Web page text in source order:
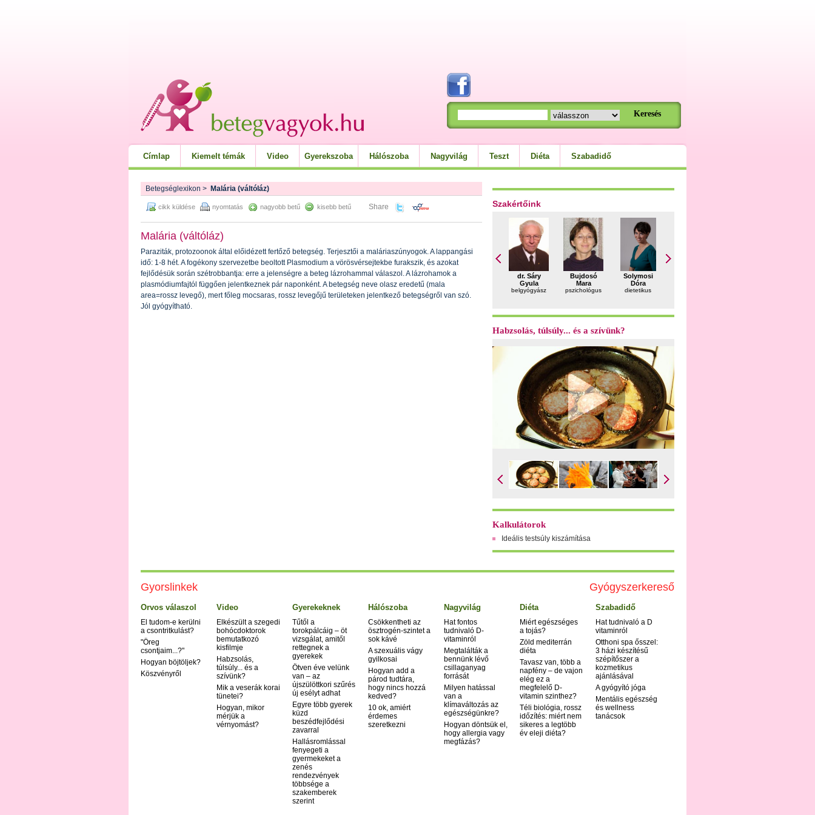
Címlap Kiemelt témák Video Gyerekszoba Hálószoba Nagyvilág Teszt Diéta Szabadidő
Betegséglexikon > Malária (váltóláz)
Share
cikk küldése nyomtatás nagyobb betű kisebb betű
Malária (váltóláz)
Paraziták, protozoonok által előidézett fertőző betegség. Terjesztői a maláriaszúnyogok. A lappangási
idő: 1-8 hét. A fogékony szervezetbe beoltott Plasmodium a vörösvérsejtekbe furakszik, és azokat
fejlődésük során szétrobbantja: erre a jelenségre a beteg lázrohammal válaszol. A lázrohamok a
plasmódiumfajtól függően jelentkeznek pár naponként. A betegség neve olasz eredetű (mala
area=rossz levegő), mert főleg mocsaras, rossz levegőjű területeken jelentkező betegségről van szó.
Jól gyógyítható.
Szakértőink
dr. Sáry
Gyula
belgyógyász
Bujdosó
Mara
pszichológus
Solymosi
Dóra
dietetikus
Habzsolás, túlsúly... és a szívünk?
Kalkulátorok
Ideális testsúly kiszámítása
Gyógyszerkereső
Gyorslinkek
Orvos válaszol
El tudom-e kerülni
a csontritkulást?
"Öreg
csontjaim...?"
Hogyan böjtöljek?
Köszvényről
Video
Elkészült a szegedi
bohócdoktorok
bemutatkozó
kisfilmje
Habzsolás,
túlsúly... és a
szívünk?
Mik a veserák korai
tünetei?
Hogyan, mikor
mérjük a
vérnyomást?
Gyerekeknek
Tűtől a
torokpálcáig – öt
vizsgálat, amitől
rettegnek a
gyerekek
Ötven éve velünk
van – az
újszülöttkori szűrés
új esélyt adhat
Egyre több gyerek
küzd
beszédfejlődési
zavarral
Hallásromlással
fenyegeti a
gyermekeket a
zenés
rendezvények
többsége a
szakemberek
szerint
Hálószoba
Csökkentheti az
ösztrogén-szintet a
sok kávé
A szexuális vágy
gyilkosai
Hogyan add a
párod tudtára,
hogy nincs hozzá
kedved?
10 ok, amiért
érdemes
szeretkezni
Nagyvilág
Hat fontos
tudnivaló D-
vitaminról
Megtalálták a
bennünk lévő
csillaganyag
forrását
Milyen hatással
van a
klímaváltozás az
egészségünkre?
Hogyan döntsük el,
hogy allergia vagy
megfázás?
Diéta
Miért egészséges
a tojás?
Zöld mediterrán
diéta
Tavasz van, több a
napfény – de vajon
elég ez a
megfelelő D-
vitamin szinthez?
Téli biológia, rossz
időzítés: miért nem
sikeres a legtöbb
év eleji diéta?
Szabadidő
Hat tudnivaló a D
vitaminról
Otthoni spa ősszel:
3 házi készítésű
szépítőszer a
kozmetikus
ajánlásával
A gyógyító jóga
Mentális egészség
és wellness
tanácsok